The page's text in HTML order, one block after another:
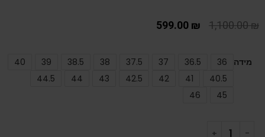
1,100.00₪
599.00 ₪
מידה 36
36.5
37
37.5
38
38.5
39
40
40.5
41
42
42.5
43
44
44.5
45
46